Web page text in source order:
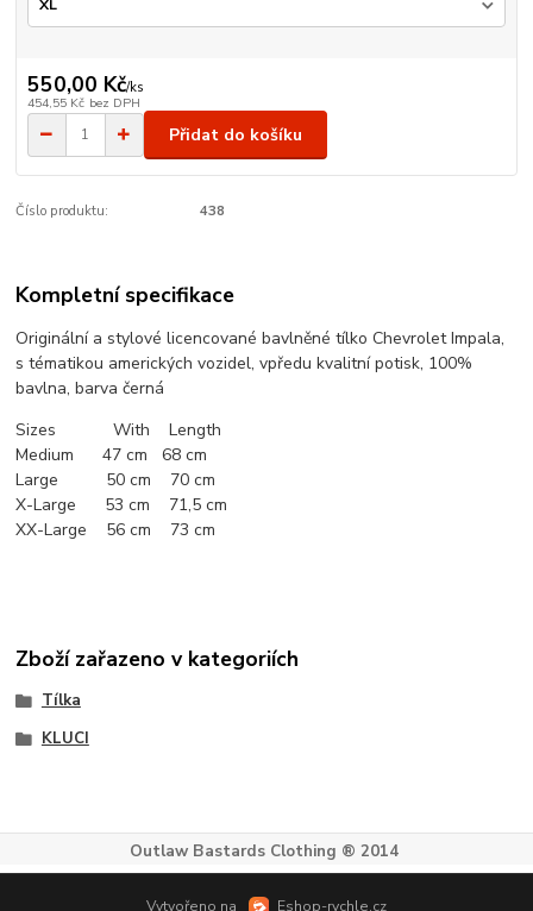
550,00 Kč/ks
454,55 Kč bez DPH
Přidat do košíku
Číslo produktu: 438
Kompletní specifikace
Originální a stylové licencované bavlněné tílko Chevrolet Impala,
s tématikou amerických vozidel, vpředu kvalitní potisk, 100%
bavlna, barva černá
Sizes With Length
Medium 47 cm 68 cm
Large 50 cm 70 cm
X-Large 53 cm 71,5 cm
XX-Large 56 cm 73 cm
Zboží zařazeno v kategoriích
Tílka
KLUCI
Outlaw Bastards Clothing ® 2014
Vytvořeno na Eshop-rychle.cz